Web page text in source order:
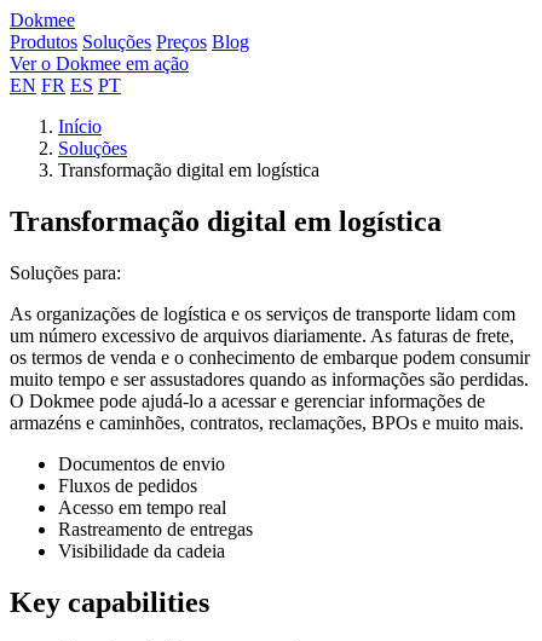
Dokmee
Produtos Soluções Preços Blog
Ver o Dokmee em ação
EN FR ES PT
Início
Soluções
Transformação digital em logística
Transformação digital em logística
Soluções para:
As organizações de logística e os serviços de transporte lidam com
um número excessivo de arquivos diariamente. As faturas de frete,
os termos de venda e o conhecimento de embarque podem consumir
muito tempo e ser assustadores quando as informações são perdidas.
O Dokmee pode ajudá-lo a acessar e gerenciar informações de
armazéns e caminhões, contratos, reclamações, BPOs e muito mais.
Documentos de envio
Fluxos de pedidos
Acesso em tempo real
Rastreamento de entregas
Visibilidade da cadeia
Key capabilities